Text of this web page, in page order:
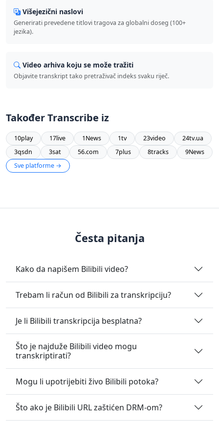
Višejezični naslovi
Generirati prevedene titlovi tragova za globalni doseg (100+
jezika).
Video arhiva koju se može tražiti
Objavite transkript tako pretraživač indeks svaku riječ.
Također Transcribe iz
10play 17live 1News 1tv 23video
24tv.ua
3qsdn
3sat 56.com 7plus 8tracks
9News
Sve platforme →
Česta pitanja
Kako da napišem Bilibili video?
Trebam li račun od Bilibili za transkripciju?
Je li Bilibili transkripcija besplatna?
Što je najduže Bilibili video mogu
transkriptirati?
Mogu li upotrijebiti živo Bilibili potoka?
Što ako je Bilibili URL zaštićen DRM-om?